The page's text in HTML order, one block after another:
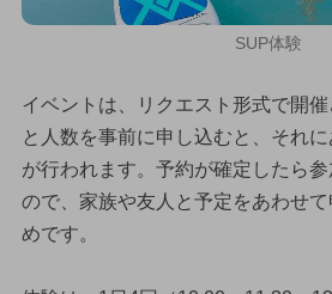
SUP体験
イベントは、リクエスト形式で開
と人数を事前に申し込むと、それ
が行われます。予約が確定したら
ので、家族や友人と予定をあわせ
めです。